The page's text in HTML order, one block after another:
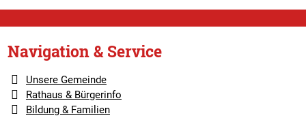
Navigation & Service
Unsere Gemeinde
Rathaus & Bürgerinfo
Bildung & Familien